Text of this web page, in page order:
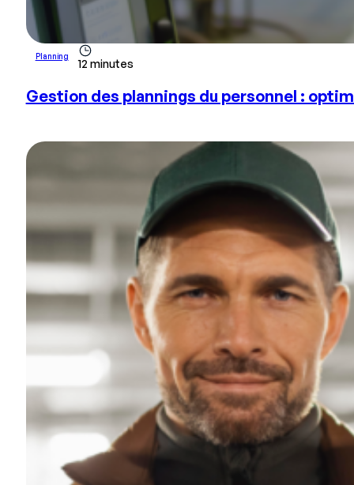
Planning
12 minutes
Gestion des plannings du personnel :